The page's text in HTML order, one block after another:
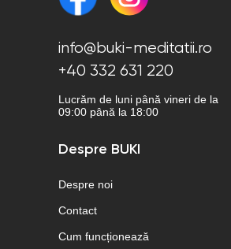
info@buki-meditatii.ro
+40 332 631 220
Lucrăm de luni până vineri de la
09:00 până la 18:00
Despre BUKI
Despre noi
Contact
Cum funcționează